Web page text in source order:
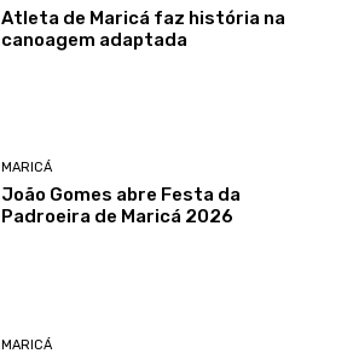
Atleta de Maricá faz história na
canoagem adaptada
MARICÁ
João Gomes abre Festa da
Padroeira de Maricá 2026
MARICÁ